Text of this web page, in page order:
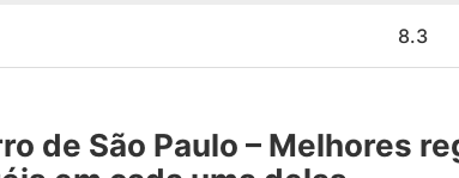
8.3
de São Paulo – Melhores